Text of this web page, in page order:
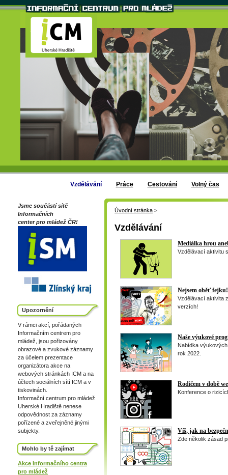
Vzdělávání Práce Cestování Volný čas
Jsme součástí sítě
Informačních
center pro mládež ČR!
Upozornění
V rámci akcí, pořádaných
Informačním centrem pro
mládež, jsou pořizovány
obrazové a zvukové záznamy
za účelem prezentace
organizátora akce na
webových stránkách ICM a na
účtech sociálních sítí ICM a v
tiskovinách.
Informační centrum pro mládež
Uherské Hradiště nenese
odpovědnost za záznamy
pořízené a zveřejněné jinými
subjekty.
Mohlo by tě zajímat
Akce Informačního centra
pro mládež
Úvodní stránka >
Vzdělávání
Mediálka hrou
Vzdělávací aktivitu
Nejsem oběť fejku!
Vzdělávací aktivita
verzích!
Naše výukové
Nabídka
rok 2022.
Rodičem v době
Konference o
Víš, jak na
Zde několik zásad